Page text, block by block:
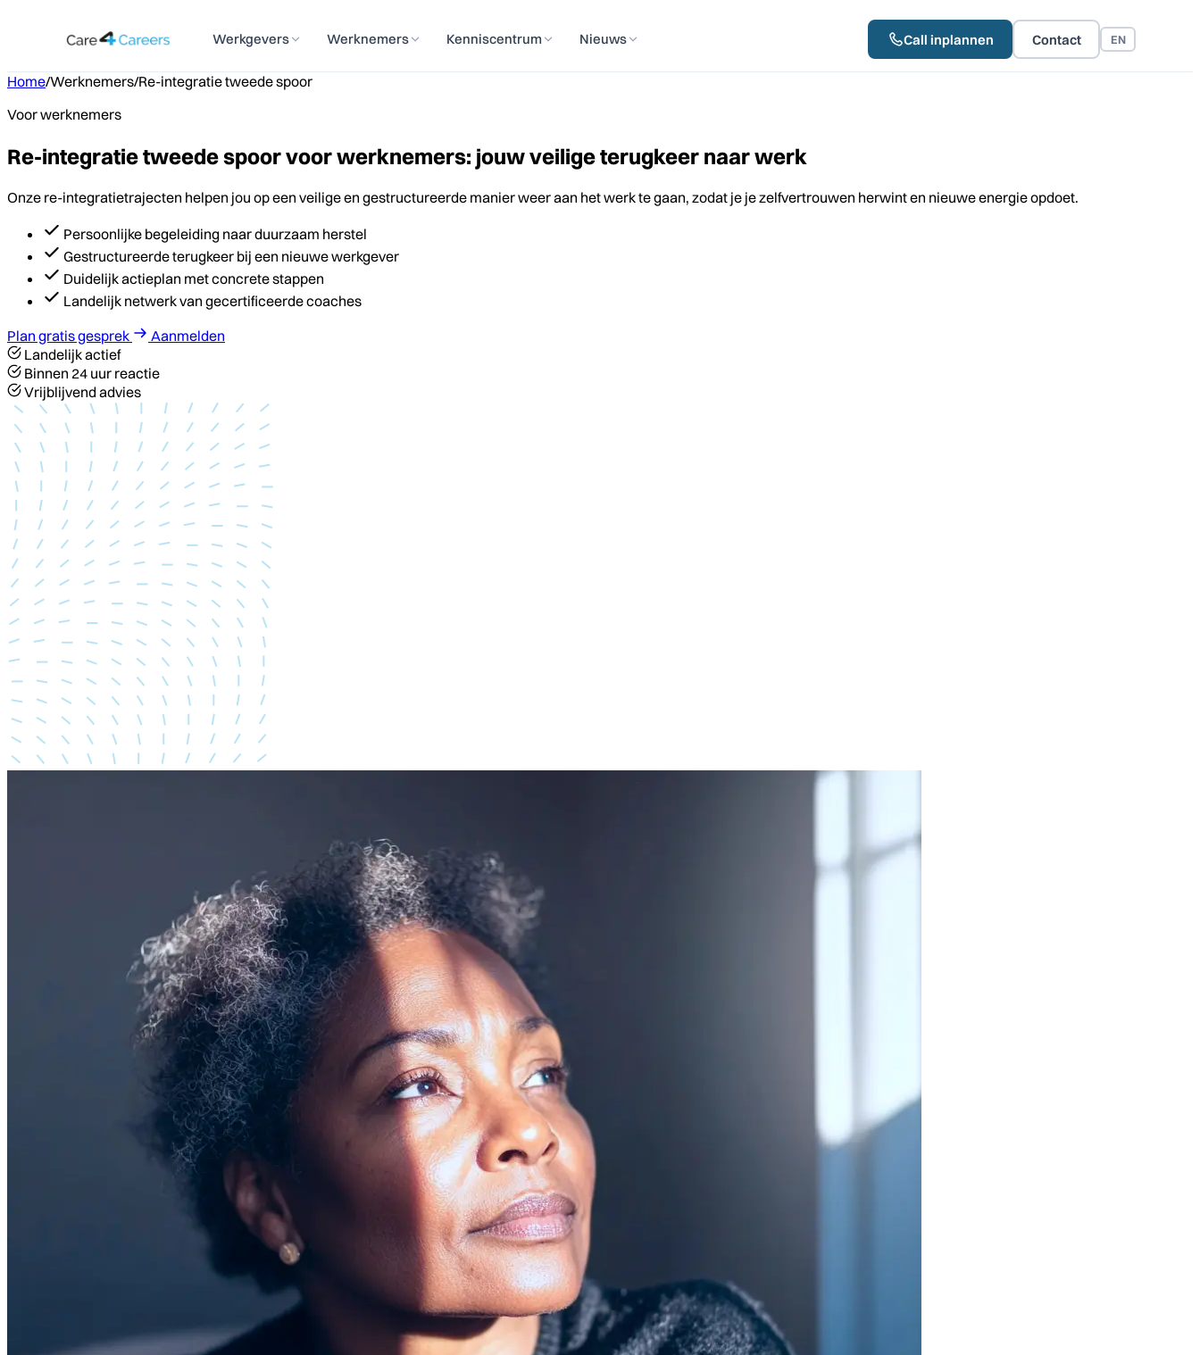
Werkgevers Werknemers Kenniscentrum Nieuws Call inplannen Contact EN
Home/Werknemers/Re-integratie tweede spoor
Voor werknemers
Re-integratie tweede spoor voor werknemers: jouw veilige terugkeer naar werk
Onze re-integratietrajecten helpen jou op een veilige en gestructureerde manier weer aan het werk te gaan, zodat je je zelfvertrouwen herwint en nieuwe energie opdoet.
Persoonlijke begeleiding naar duurzaam herstel
Gestructureerde terugkeer bij een nieuwe werkgever
Duidelijk actieplan met concrete stappen
Landelijk netwerk van gecertificeerde coaches
Plan gratis gesprek
Aanmelden
Landelijk actief
Binnen 24 uur reactie
Vrijblijvend advies